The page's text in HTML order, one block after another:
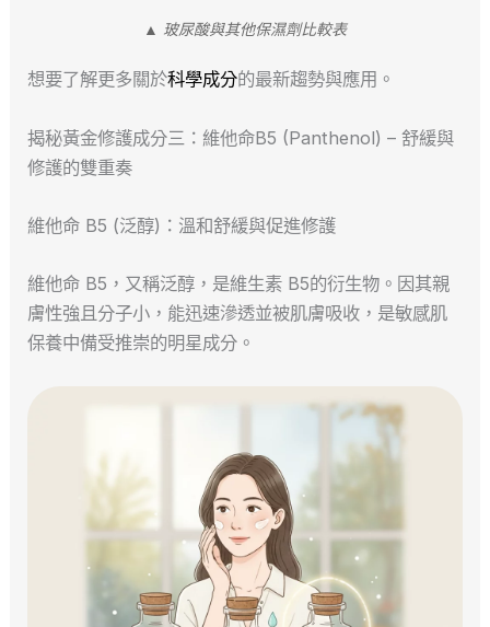
▲ 玻尿酸與其他保濕劑比較表
想要了解更多關於科學成分的最新趨勢與應用。
揭秘黃金修護成分三：維他命B5 (Panthenol) – 舒緩與
修護的雙重奏
維他命 B5 (泛醇)：溫和舒緩與促進修護
維他命 B5，又稱泛醇，是維生素 B5的衍生物。因其親
膚性強且分子小，能迅速滲透並被肌膚吸收，是敏感肌
保養中備受推崇的明星成分。